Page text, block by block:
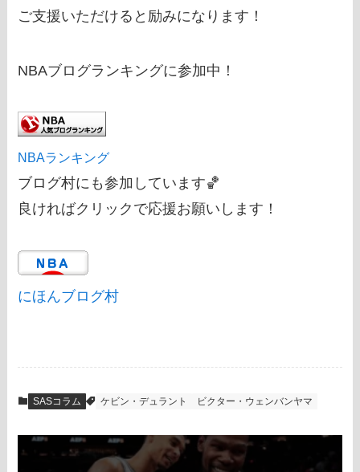
ご支援いただけると励みになります！
NBAブログランキングに参加中！
NBAランキング
ブログ村にも参加しています🏀
良ければクリックで応援お願いします！
にほんブログ村
SASコラム ケビン・デュラント ビクター・ウェンバンヤマ